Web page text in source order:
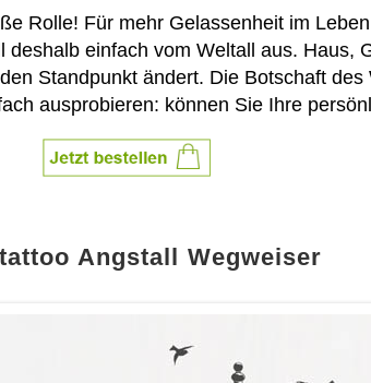
Rolle! Für mehr Gelassenheit im
einfach vom Weltall aus.
Standpunkt ändert. Die Botschaft
ausprobieren: können Sie Ihre
Angstall Wegweiser